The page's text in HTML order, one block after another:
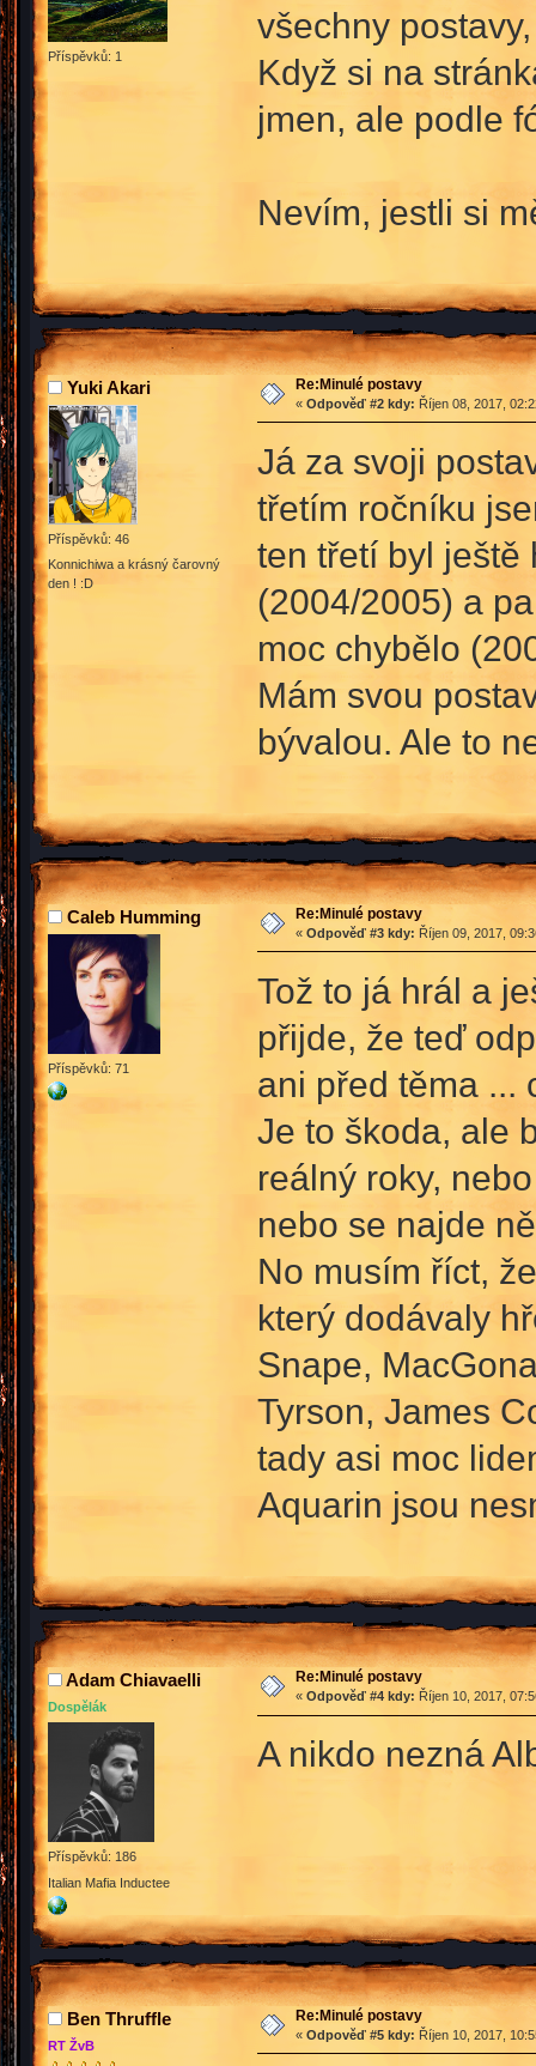
Příspěvků: 1
všechny
Když si na
jmen, ale podle
Nevím, jestli si
Yuki Akari
Příspěvků: 46
Konnichiwa a krásný čarovný
den ! :D
Re:Minulé postavy
« Odpověď #2 kdy: Říjen 08, 2017,
Já za svoji
třetím ročníku
ten třetí byl ještě
(2004/2005) a
moc chybělo
Mám svou
bývalou. Ale to
Caleb Humming
Příspěvků: 71
Re:Minulé postavy
« Odpověď #3 kdy: Říjen 09, 2017,
Tož to já hrál a
přijde, že teď
ani před těma ...
Je to škoda, ale
reálný roky,
nebo se najde
No musím říct,
který dodávaly
Snape,
Tyrson, James
tady asi moc
Aquarin jsou
Adam Chiavaelli
Dospělák
Příspěvků: 186
Italian Mafia Inductee
Re:Minulé postavy
« Odpověď #4 kdy: Říjen 10, 2017,
A nikdo nezná
Ben Thruffle
RT ŽvB
Re:Minulé postavy
« Odpověď #5 kdy: Říjen 10, 2017,